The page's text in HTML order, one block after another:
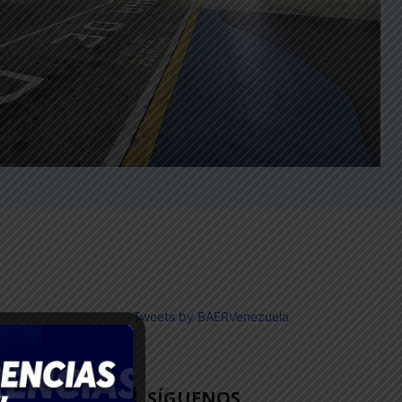
Tweets by BAERVenezuela